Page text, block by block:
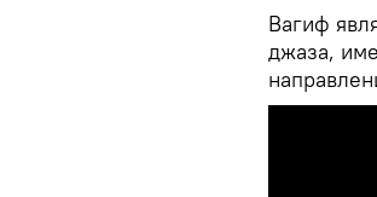
Вагиф
джаза,